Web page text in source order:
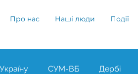
Про нас Наші люди Події
СУМ-ВБ Дербі